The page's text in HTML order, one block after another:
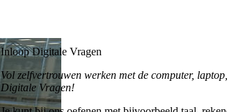
Inloop Digitale Vragen
Vol zelfvertrouwen werken met de computer,
Digitale Vragen!